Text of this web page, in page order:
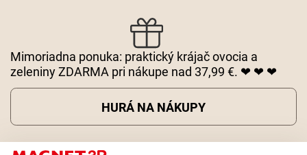
Mimoriadna ponuka: praktický krájač ovocia a
zeleniny ZDARMA pri nákupe nad 37,99 €. ❤ ❤ ❤
HURÁ NA NÁKUPY